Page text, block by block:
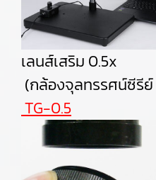
เลนส์เสริม 0.5x
(กล้องจุลทรรศน์ซีรีย์
TG-0.5